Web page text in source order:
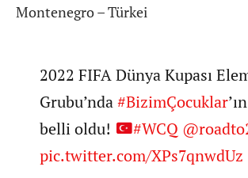
Montenegro – Türkei
2022 FIFA Dünya Kupası
Grubu’nda#BizimÇocuklar
belli oldu!
#WCQ
pic.twitter.com/XPs7qnwdUz